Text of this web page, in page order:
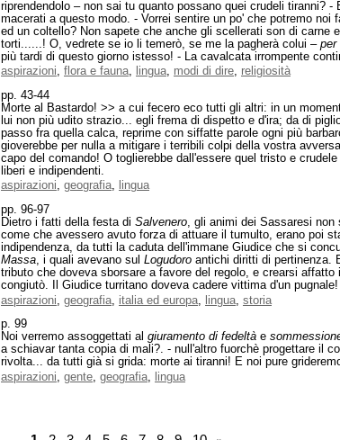
riprendendolo – non sai tu quanto possano quei crudeli tiranni?
macerati a questo modo. - Vorrei sentire un po' che potremo
ed un coltello? Non sapete che anche gli scellerati son di carne
torti......! O, vedrete se io li temerò, se me la pagherà colui – per
più tardi di questo giorno istesso! - La cavalcata irrompente
aspirazioni, flora e fauna, lingua, modi di dire, religiosità
pp. 43-44
Morte al Bastardo! >> a cui fecero eco tutti gli altri: in un
lui non più udito strazio... egli frema di dispetto e d'ira; da di
passo fra quella calca, reprime con siffatte parole ogni più
gioverebbe per nulla a mitigare i terribili colpi della vostra
capo del comando! O toglierebbe dall'essere quel tristo e
liberi e indipendenti.
aspirazioni, geografia,
lingua
pp. 96-97
Dietro i fatti della festa di Salvenero, gli animi dei Sassaresi non
come che avessero avuto forza di attuare il tumulto, erano poi
indipendenza, da tutti la caduta dell'immane Giudice che si
Massa, i quali avevano sul Logudoro antichi diritti di pertinenza.
tributo che doveva sborsare a favore del regolo, e crearsi
congiutò. Il Giudice turritano doveva cadere vittima d'un pugnale!
aspirazioni
geografia italia ed europa lingua storia
p. 99
Noi verremo assoggettati al giuramento di fedeltà e
a schiavar tanta copia di mali?. - null'altro fuorchè progettare il
rivolta... da tutti già si grida: morte ai tiranni! E noi pure
aspirazioni, gente, geografia, lingua